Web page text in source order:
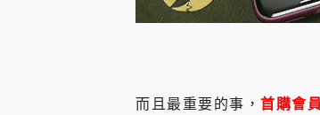
而且最重要的事，首購會